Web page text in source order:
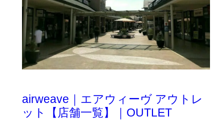
airweave｜エアウィーヴ アウトレ
ット【店舗一覧】｜OUTLET